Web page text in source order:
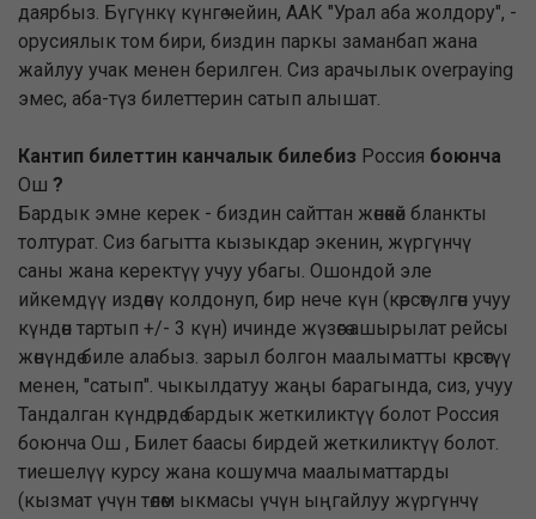
даярбыз. Бүгүнкү күнгө чейин, ААК "Урал аба жолдору", -
орусиялык том бири, биздин паркы заманбап жана
жайлуу учак менен берилген. Сиз арачылык overpaying
эмес, аба-түз билеттерин сатып алышат.
Кантип билеттин канчалык билебиз Россия боюнча
Ош ?
Бардык эмне керек - биздин сайттан жөнөкөй бланкты
толтурат. Сиз багытта кызыкдар экенин, жүргүнчү
саны жана керектүү учуу убагы. Ошондой эле
ийкемдүү издөөнү колдонуп, бир нече күн (көрсөтүлгөн учуу
күндөн тартып +/- 3 күн) ичинде жүзөгө ашырылат рейсы
жөнүндө биле алабыз. зарыл болгон маалыматты көрсөтүү
менен, "сатып". чыкылдатуу жаңы барагында, сиз, учуу
Тандалган күндөрдө бардык жеткиликтүү болот Россия
боюнча Ош , Билет баасы бирдей жеткиликтүү болот.
тиешелүү курсу жана кошумча маалыматтарды
(кызмат үчүн төлөм ыкмасы үчүн ыңгайлуу жүргүнчү